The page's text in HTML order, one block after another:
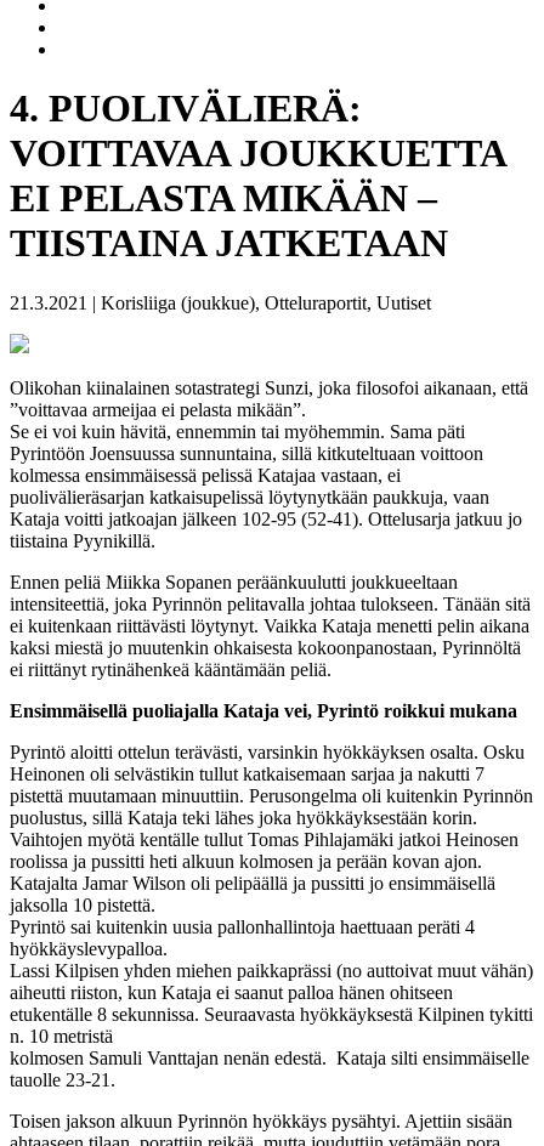
4. PUOLIVÄLIERÄ:
VOITTAVAA JOUKKUETTA
EI PELASTA MIKÄÄN –
TIISTAINA JATKETAAN
21.3.2021 | Korisliiga (joukkue), Otteluraportit, Uutiset
Olikohan kiinalainen sotastrategi Sunzi, joka filosofoi aikanaan, että
”voittavaa armeijaa ei pelasta mikään”.
Se ei voi kuin hävitä, ennemmin tai myöhemmin. Sama päti
Pyrintöön Joensuussa sunnuntaina, sillä kitkuteltuaan voittoon
kolmessa ensimmäisessä pelissä Katajaa vastaan, ei
puolivälieräsarjan katkaisupelissä löytynytkään paukkuja, vaan
Kataja voitti jatkoajan jälkeen 102-95 (52-41). Ottelusarja jatkuu jo
tiistaina Pyynikillä.
Ennen peliä Miikka Sopanen peräänkuulutti joukkueeltaan
intensiteettiä, joka Pyrinnön pelitavalla johtaa tulokseen. Tänään sitä
ei kuitenkaan riittävästi löytynyt. Vaikka Kataja menetti pelin aikana
kaksi miestä jo muutenkin ohkaisesta kokoonpanostaan, Pyrinnöltä
ei riittänyt rytinähenkeä kääntämään peliä.
Ensimmäisellä puoliajalla Kataja vei, Pyrintö roikkui mukana
Pyrintö aloitti ottelun terävästi, varsinkin hyökkäyksen osalta. Osku
Heinonen oli selvästikin tullut katkaisemaan sarjaa ja nakutti 7
pistettä muutamaan minuuttiin. Perusongelma oli kuitenkin Pyrinnön
puolustus, sillä Kataja teki lähes joka hyökkäyksestään korin.
Vaihtojen myötä kentälle tullut Tomas Pihlajamäki jatkoi Heinosen
roolissa ja pussitti heti alkuun kolmosen ja perään kovan ajon.
Katajalta Jamar Wilson oli pelipäällä ja pussitti jo ensimmäisellä
jaksolla 10 pistettä.
Pyrintö sai kuitenkin uusia pallonhallintoja haettuaan peräti 4
hyökkäyslevypalloa.
Lassi Kilpisen yhden miehen paikkaprässi (no auttoivat muut vähän)
aiheutti riiston, kun Kataja ei saanut palloa hänen ohitseen
etukentälle 8 sekunnissa. Seuraavasta hyökkäyksestä Kilpinen tykitti
n. 10 metristä
kolmosen Samuli Vanttajan nenän edestä. Kataja silti ensimmäiselle
tauolle 23-21.
Toisen jakson alkuun Pyrinnön hyökkäys pysähtyi. Ajettiin sisään